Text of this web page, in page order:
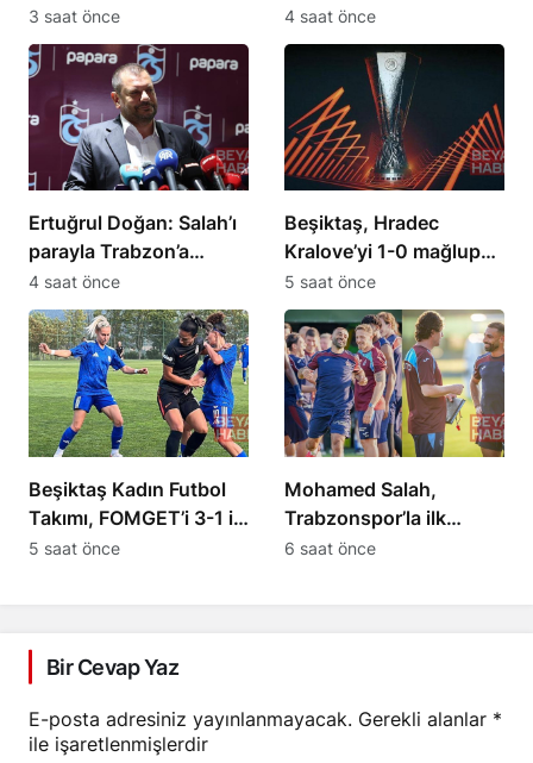
olmak için elimden
geleni yapacağım
3 saat önce
olmadığını gördük
4 saat önce
Ertuğrul Doğan: Salah’ı
parayla Trabzon’a
getiremezsiniz
4 saat önce
Beşiktaş, Hradec
Kralove’yi 1-0 mağlup
etti
5 saat önce
Beşiktaş Kadın Futbol
Takımı, FOMGET’i 3-1 ile
geçti
5 saat önce
Mohamed Salah,
Trabzonspor’la ilk
antrenmanına çıktı
6 saat önce
Bir Cevap Yaz
E-posta adresiniz yayınlanmayacak. Gerekli alanlar *
ile işaretlenmişlerdir